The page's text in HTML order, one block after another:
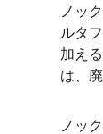
ノッ
ルタ
加え
は、
ノッ